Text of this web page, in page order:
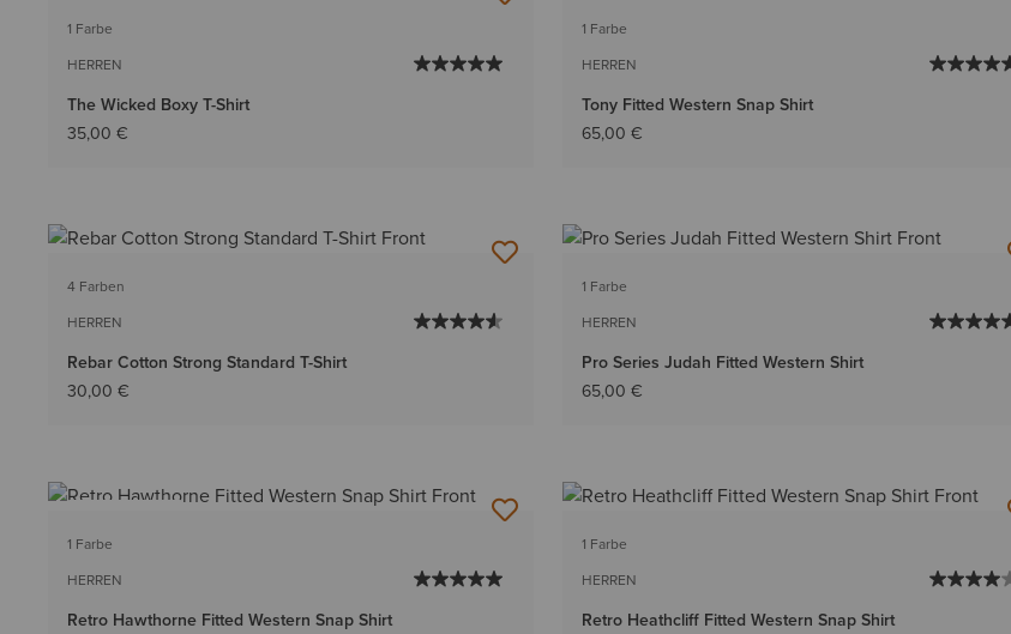
1 Farbe
HERREN
The Wicked Boxy T-Shirt
35,00 €
1 Farbe
HERREN
Tony Fitted Western Snap Shirt
65,00 €
4 Farben
HERREN
Rebar Cotton Strong Standard T-Shirt
30,00 €
1 Farbe
HERREN
Pro Series Judah Fitted Western Shirt
65,00 €
1 Farbe
HERREN
Retro Hawthorne Fitted Western Snap Shirt
1 Farbe
HERREN
Retro Heathcliff Fitted Western Snap Shirt